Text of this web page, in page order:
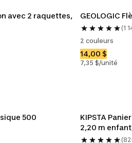
avec 2 raquettes,
GEOLOGIC
(1
2 couleurs
14,00 $
7,35 $/unité
500
KIPSTA
2,20 m